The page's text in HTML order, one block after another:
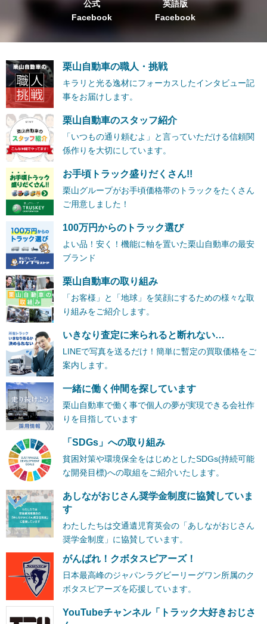
公式
Facebook
英語版
Facebook
栗山自動車の職人・挑戦
キラリと光る逸材にフォーカスしたインタビュー記
事をお届けします。
栗山自動車のスタッフ紹介
「いつもの通り頼むよ」と言っていただける信頼関
係作りを大切にしています。
お手頃トラック盛りだくさん!!
栗山グループがお手頃価格帯のトラックをたくさん
ご用意しました！
100万円からのトラック選び
よい品！安く！機能に軸を置いた栗山自動車の最安
ブランド
栗山自動車の取り組み
「お客様」と「地球」を笑顔にするための様々な取
り組みをご紹介します。
いきなり査定に来られると断れない…
LINEで写真を送るだけ！簡単に暫定の買取価格をご
案内します。
一緒に働く仲間を探しています
栗山自動車で働く事で個人の夢が実現できる会社作
りを目指しています
「SDGs」への取り組み
貧困対策や環境保全をはじめとしたSDGs(持続可能
な開発目標)への取組をご紹介いたします。
あしながおじさん奨学金制度に協賛していま
す
わたしたちは交通遺児育英会の「あしながおじさん
奨学金制度」に協賛しています。
がんばれ！クボタスピアーズ！
日本最高峰のジャパンラグビーリーグワン所属のク
ボタスピアーズを応援しています。
YouTubeチャンネル「トラック大好きおじさ